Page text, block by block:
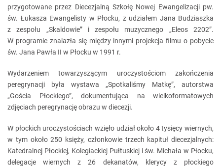
przygotowane przez Diecezjalną Szkołę Nowej Ewangelizacji pw.
św. Łukasza Ewangelisty w Płocku, z udziałem Jana Budziaszka
z zespołu „Skaldowie” i zespołu muzycznego „Eleos 2202”.
W programie znalazła się między innymi projekcja filmu o pobycie
św. Jana Pawła II w Płocku w 1991 r.
Wydarzeniem towarzyszącym uroczystościom zakończenia
peregrynacji była wystawa „Spotkaliśmy Matkę”, autorstwa
„Gościa Płockiego”, dokumentująca na wielkoformatowych
zdjęciach peregrynację obrazu w diecezji.
W płockich uroczystościach wzięło udział około 4 tysięcy wiernych,
w tym około 250 księży, członkowie trzech kapituł diecezjalnych:
Katedralnej Płockiej, Kolegiackiej Pułtuskiej i św. Michała w Płocku,
delegacje wiernych z 26 dekanatów, klerycy z płockiego